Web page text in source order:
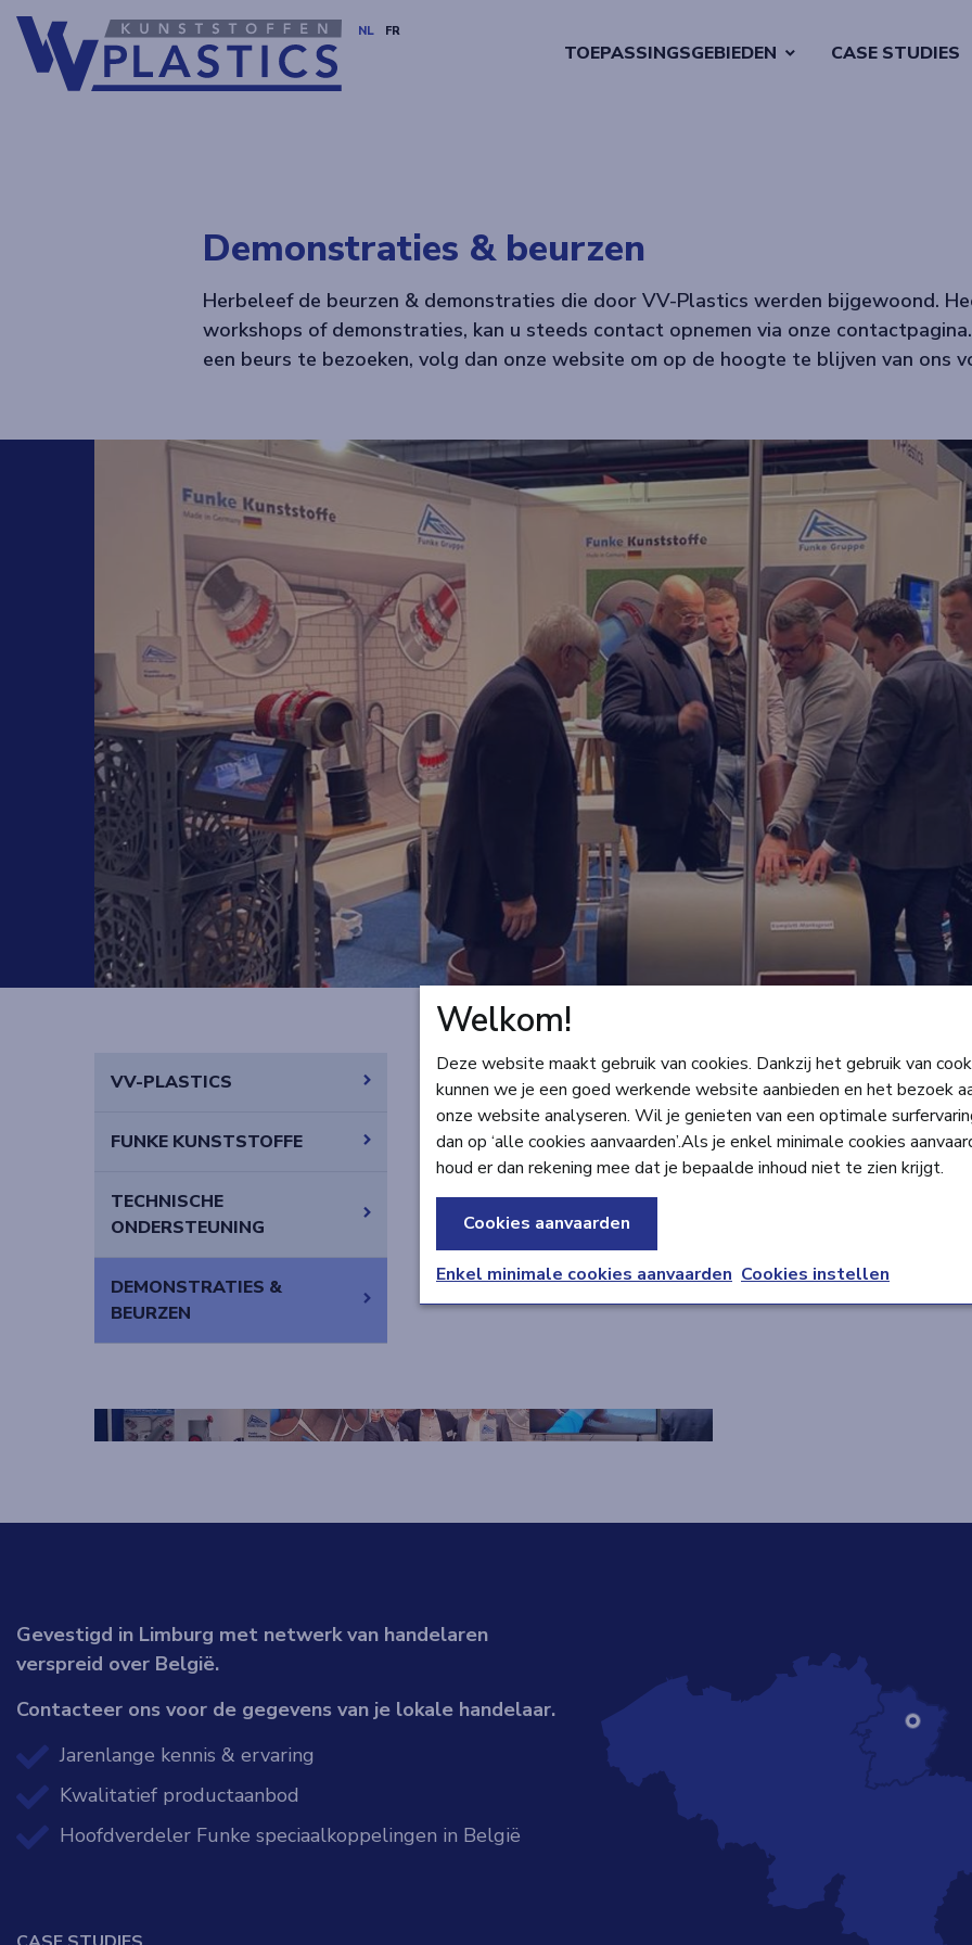
NL FR
TOEPASSINGSGEBIEDEN CASE STUDIES
Demonstraties & beurzen
Herbeleef de beurzen & demonstraties die door VV-Plastics werden bijgewoond.
workshops of demonstraties, kan u steeds contact opnemen via onze
een beurs te bezoeken, volg dan onze website om op de hoogte te blijven van ons
VLARIO-dag 2024
Op de jaarlijkse VLARIO-dag wordt een overzicht gegeven van
van kwalitatieve & duurzame investeringen in het beheer van hemel-
biedt deze rioleringsbeurs steeds de mogelijkheid tot netwerken met
VV-PLASTICS
FUNKE KUNSTSTOFFE
TECHNISCHE
ONDERSTEUNING
DEMONSTRATIES &
BEURZEN
Gevestigd in Limburg met netwerk van handelaren
verspreid over België.
Contacteer ons voor de gegevens van je lokale handelaar.
Jarenlange kennis & ervaring
Kwalitatief productaanbod
Hoofdverdeler Funke speciaalkoppelingen in België
Welkom!
Deze website maakt gebruik van cookies. Dankzij het gebruik van
kunnen we je een goed werkende website aanbieden en het bezoek
onze website analyseren. Wil je genieten van een optimale
dan op ‘alle cookies aanvaarden’.Als je enkel minimale cookies
houd er dan rekening mee dat je bepaalde inhoud niet te zien krijgt.
Cookies aanvaarden
Enkel minimale cookies aanvaarden Cookies instellen